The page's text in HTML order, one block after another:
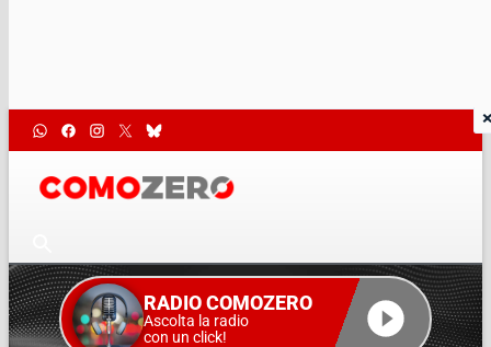
RADIO COMOZERO
Ascolta la radio
con un click!